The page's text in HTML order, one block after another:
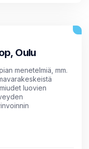
Oulu
menetelmiä, mm.
luovien